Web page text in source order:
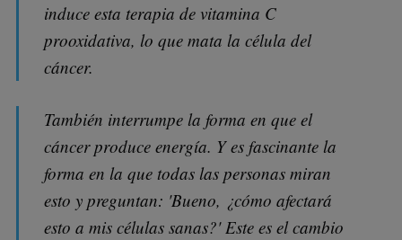
induce esta terapia de vitamina C
prooxidativa, lo que mata la célula del
cáncer.
También interrumpe la forma en que el
cáncer produce energía. Y es fascinante la
forma en la que todas las personas miran
esto y preguntan: 'Bueno, ¿cómo afectará
esto a mis células sanas?' Este es el cambio